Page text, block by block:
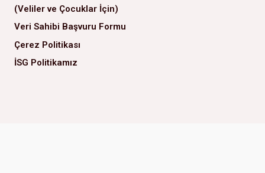
(Veliler ve Çocuklar İçin)
Veri Sahibi Başvuru Formu
Çerez Politikası
İSG Politikamız